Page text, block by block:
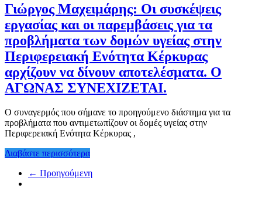
Γιώργος Μαχειμάρης: Οι συσκέψεις
εργασίας και οι παρεμβάσεις για τα
προβλήματα των δομών υγείας στην
Περιφερειακή Ενότητα Κέρκυρας
αρχίζουν να δίνουν αποτελέσματα. Ο
ΑΓΩΝΑΣ ΣΥΝΕΧΙΖΕΤΑΙ.
Ο συναγερμός που σήμανε το προηγούμενο διάστημα για τα
προβλήματα που αντιμετωπίζουν οι δομές υγείας στην
Περιφερειακή Ενότητα Κέρκυρας ,
Διαβάστε περισσότερα
← Προηγούμενη